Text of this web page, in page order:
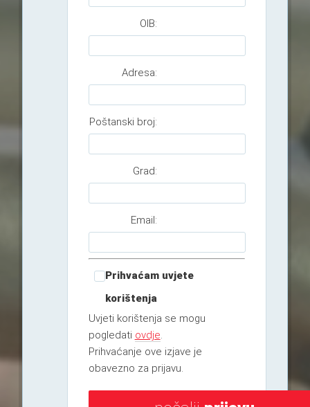
OIB:
Adresa:
Poštanski broj:
Grad:
Email:
Prihvaćam uvjete
korištenja
Uvjeti korištenja se mogu
pogledati ovdje.
Prihvaćanje ove izjave je
obavezno za prijavu.